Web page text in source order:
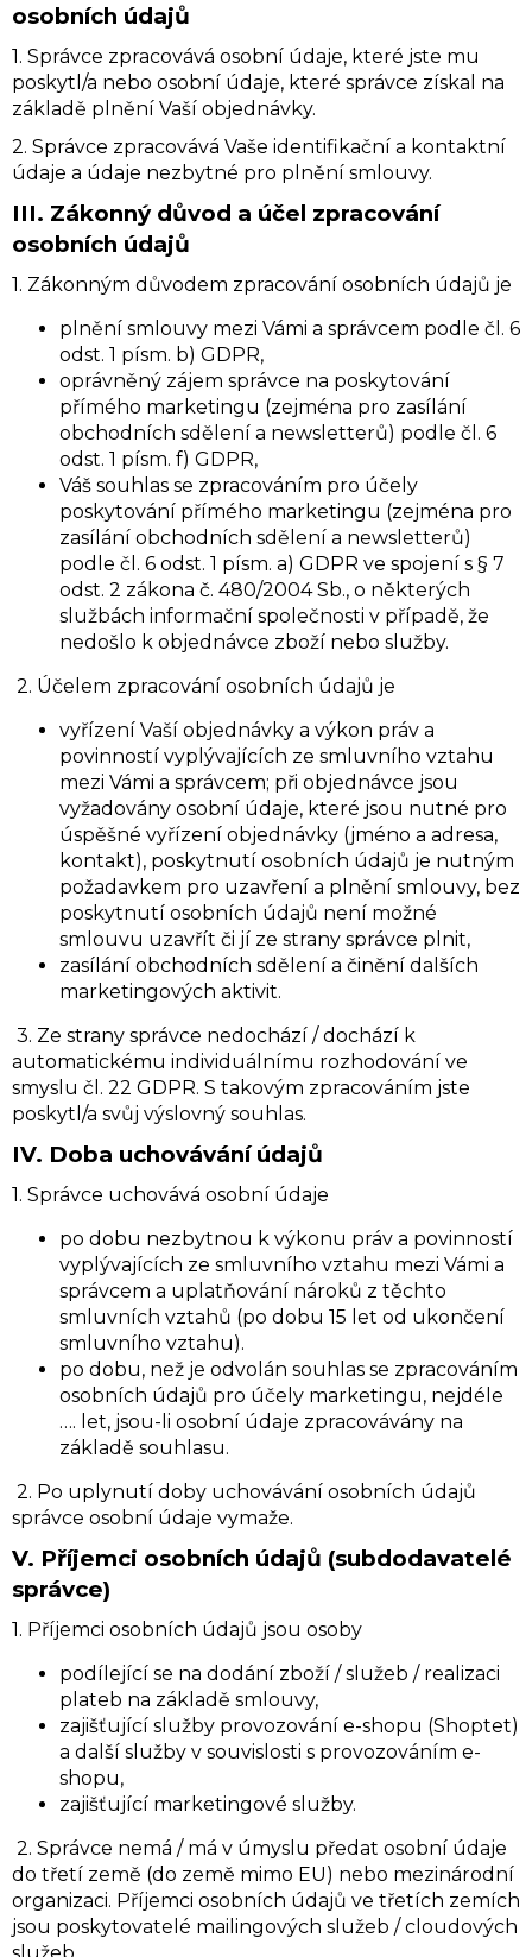
osobních údajů
1. Správce zpracovává osobní údaje, které jste mu
poskytl/a nebo osobní údaje, které správce získal na
základě plnění Vaší objednávky.
2. Správce zpracovává Vaše identifikační a kontaktní
údaje a údaje nezbytné pro plnění smlouvy.
III. Zákonný důvod a účel zpracování
osobních údajů
1. Zákonným důvodem zpracování osobních údajů je
plnění smlouvy mezi Vámi a správcem podle čl. 6
odst. 1 písm. b) GDPR,
oprávněný zájem správce na poskytování
přímého marketingu (zejména pro zasílání
obchodních sdělení a newsletterů) podle čl. 6
odst. 1 písm. f) GDPR,
Váš souhlas se zpracováním pro účely
poskytování přímého marketingu (zejména pro
zasílání obchodních sdělení a newsletterů)
podle čl. 6 odst. 1 písm. a) GDPR ve spojení s § 7
odst. 2 zákona č. 480/2004 Sb., o některých
službách informační společnosti v případě, že
nedošlo k objednávce zboží nebo služby.
2. Účelem zpracování osobních údajů je
vyřízení Vaší objednávky a výkon práv a
povinností vyplývajících ze smluvního vztahu
mezi Vámi a správcem; při objednávce jsou
vyžadovány osobní údaje, které jsou nutné pro
úspěšné vyřízení objednávky (jméno a adresa,
kontakt), poskytnutí osobních údajů je nutným
požadavkem pro uzavření a plnění smlouvy, bez
poskytnutí osobních údajů není možné
smlouvu uzavřít či jí ze strany správce plnit,
zasílání obchodních sdělení a činění dalších
marketingových aktivit.
3. Ze strany správce nedochází / dochází k
automatickému individuálnímu rozhodování ve
smyslu čl. 22 GDPR. S takovým zpracováním jste
poskytl/a svůj výslovný souhlas.
IV. Doba uchovávání údajů
1. Správce uchovává osobní údaje
po dobu nezbytnou k výkonu práv a povinností
vyplývajících ze smluvního vztahu mezi Vámi a
správcem a uplatňování nároků z těchto
smluvních vztahů (po dobu 15 let od ukončení
smluvního vztahu).
po dobu, než je odvolán souhlas se zpracováním
osobních údajů pro účely marketingu, nejdéle
…. let, jsou-li osobní údaje zpracovávány na
základě souhlasu.
2. Po uplynutí doby uchovávání osobních údajů
správce osobní údaje vymaže.
V. Příjemci osobních údajů (subdodavatelé
správce)
1. Příjemci osobních údajů jsou osoby
podílející se na dodání zboží / služeb / realizaci
plateb na základě smlouvy,
zajišťující služby provozování e-shopu (Shoptet)
a další služby v souvislosti s provozováním e-
shopu,
zajišťující marketingové služby.
2. Správce nemá / má v úmyslu předat osobní údaje
do třetí země (do země mimo EU) nebo mezinárodní
organizaci. Příjemci osobních údajů ve třetích zemích
jsou poskytovatelé mailingových služeb / cloudových
WILDKRAUT
SNIFF
|
1G
€20